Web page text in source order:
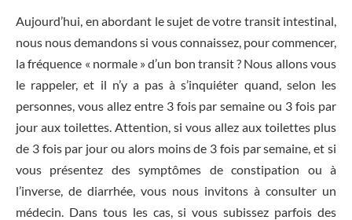
Aujourd’hui, en abordant le sujet de votre transit intestinal,
nous nous demandons si vous connaissez, pour commencer,
la fréquence « normale » d’un bon transit ? Nous allons vous
le rappeler, et il n’y a pas à s’inquiéter quand, selon les
personnes, vous allez entre 3 fois par semaine ou 3 fois par
jour aux toilettes. Attention, si vous allez aux toilettes plus
de 3 fois par jour ou alors moins de 3 fois par semaine, et si
vous présentez des symptômes de constipation ou à
l’inverse, de diarrhée, vous nous invitons à consulter un
médecin. Dans tous les cas, si vous subissez parfois des